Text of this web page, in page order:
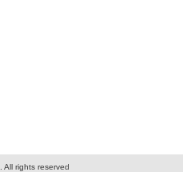
. All rights reserved